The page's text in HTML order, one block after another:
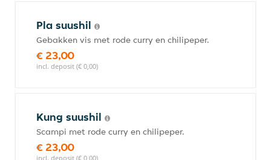
Pla suushil
Gebakken vis met rode curry en chilipeper.
€ 23,00
incl. deposit (€ 0,00)
Kung suushil
Scampi met rode curry en chilipeper.
€ 23,00
incl. deposit (€ 0,00)